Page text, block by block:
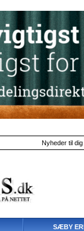
Nyheder til
SÆBY